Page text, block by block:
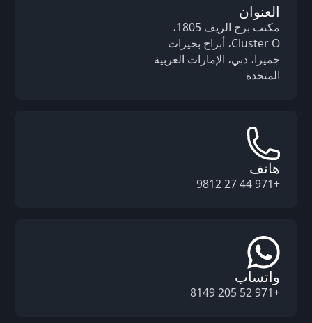
العنوان
مكتب برج الريف 1805،
Cluster O، أبراج بحيرات
جميرا، دبي، الإمارات العربية
المتحدة
هاتف
+971 44 27 9812
واتساب
+971 52 205 8149